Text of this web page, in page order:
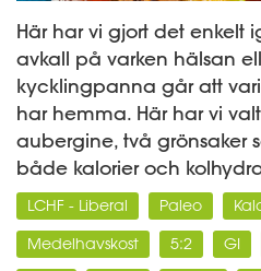
Här har vi gjort det enkelt
avkall på varken hälsan
kycklingpanna går att
har hemma. Här har vi
aubergine, två grönsaker
både kalorier och
LCHF - Liberal Paleo
Medelhavskost 5:2 GI